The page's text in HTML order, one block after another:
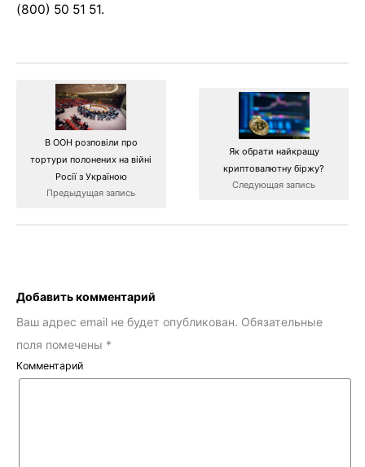
(800) 50 51 51.
В ООН розповіли про
тортури полонених на війні
Росії з Україною
Предыдущая запись
Як обрати найкращу
криптовалютну біржу?
Следующая запись
Добавить комментарий
Ваш адрес email не будет опубликован. Обязательные
поля помечены *
Комментарий